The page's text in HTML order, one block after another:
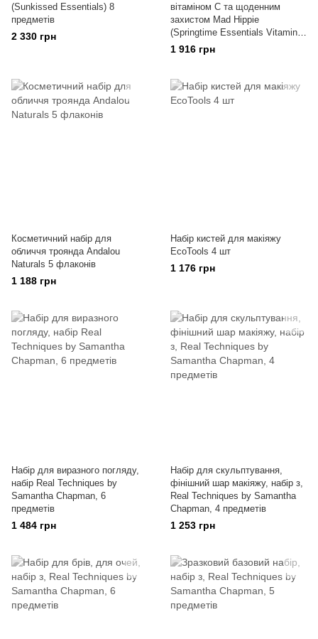
(Sunkissed Essentials) 8
предметів
2 330 грн
вітаміном C та щоденним
захистом Mad Hippie
(Springtime Essentials Vitamin C
& Daily Protective Serum) 6 шт
1 916 грн
Косметичний набір для
обличчя троянда Andalou
Naturals 5 флаконів
1 188 грн
Набір кистей для макіяжу
EcoTools 4 шт
1 176 грн
Набір для виразного погляду,
набір Real Techniques by
Samantha Chapman, 6
предметів
1 484 грн
Набір для скульптування,
фінішний шар макіяжу, набір з,
Real Techniques by Samantha
Chapman, 4 предметів
1 253 грн